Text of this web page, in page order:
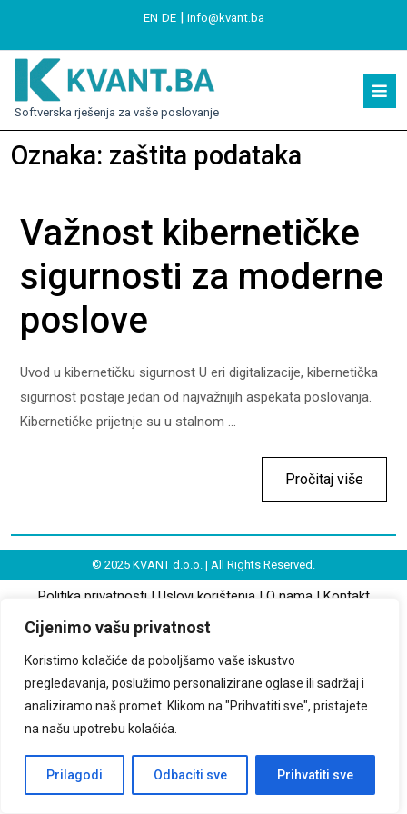
Cijenimo vašu privatnost
Koristimo kolačiće da poboljšamo vaše iskustvo
pregledavanja, poslužimo personalizirane oglase ili sadržaj i
analiziramo naš promet. Klikom na "Prihvatiti sve", pristajete
na našu upotrebu kolačića.
Prilagodi Odbaciti sve Prihvatiti sve
EN DE| info@kvant.ba
Softverska rješenja za vaše poslovanje
Oznaka: zaštita podataka
Važnost kibernetičke
sigurnosti za moderne
poslove
Uvod u kibernetičku sigurnost U eri digitalizacije, kibernetička
sigurnost postaje jedan od najvažnijih aspekata poslovanja.
Kibernetičke prijetnje su u stalnom ...
Pročitaj više
© 2025 KVANT d.o.o. | All Rights Reserved.
Politika privatnosti| Uslovi korištenja| O nama| Kontakt